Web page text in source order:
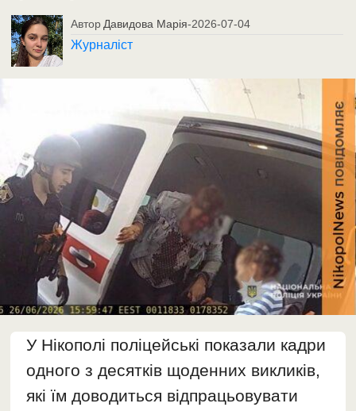
Автор Давидова Марія-2026-07-04
Журналіст
У Нікополі поліцейські показали кадри
одного з десятків щоденних викликів,
які їм доводиться відпрацьовувати